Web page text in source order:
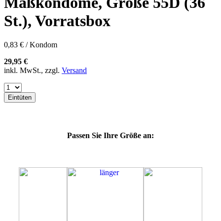
60F
60G
60H
60K
60L
64E
64F
64L
64M
St.), Vorratsbox
0,83 € / Kondom
29,95 €
inkl. MwSt., zzgl. Versand
Eintüten
Passen Sie Ihre Größe an: